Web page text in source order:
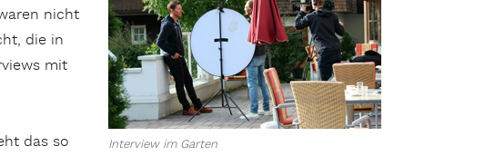
Interview im Garten
nicht
die in
mit
das so